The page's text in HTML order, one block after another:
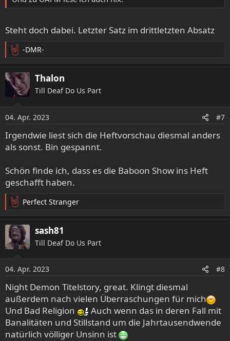
Steht doch dabei. Letzter Satz im drittletzten Absatz
R
e
a
k
n
e
n
:
-DMR-
Thalon
Till Deaf Do Us Part
04. Apr. 2023 #7
Irgendwie liest sich die Heftvorschau diesmal anders
als sonst. Bin gespannt.
Schön finde ich, dass es die Baboon Show ins Heft
geschafft haben.
R
e
a
k
t
n
e
n
:
Perfect Stranger
sash81
Till Deaf Do Us Part
04. Apr. 2023 #8
Night Demon Titelstory, great. Klingt diesmal
außerdem nach vielen Überraschungen für mich
Und Bad Religion
Auch wenn das in deren Fall mit
Banalitäten und Stillstand um die Jahrtausendwende
natürlich völliger Unsinn ist